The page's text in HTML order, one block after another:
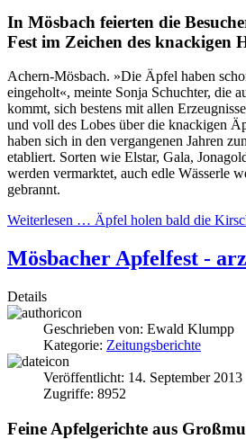
In Mösbach feierten die
Fest im Zeichen des knackigen
Achern-Mösbach. »Die Äpfel haben
eingeholt«, meinte Sonja Schuchter, die
kommt, sich bestens mit allen
und voll des Lobes über die knackigen
haben sich in den vergangenen Jahren
etabliert. Sorten wie Elstar, Gala,
werden vermarktet, auch edle Wässerle
gebrannt.
Weiterlesen … Äpfel holen bald die
Mösbacher Apfelfest -
Details
Geschrieben von: Ewald Klumpp
Kategorie: Zeitungsberichte
Veröffentlicht: 14. September 2013
Zugriffe: 8952
Feine Apfelgerichte aus